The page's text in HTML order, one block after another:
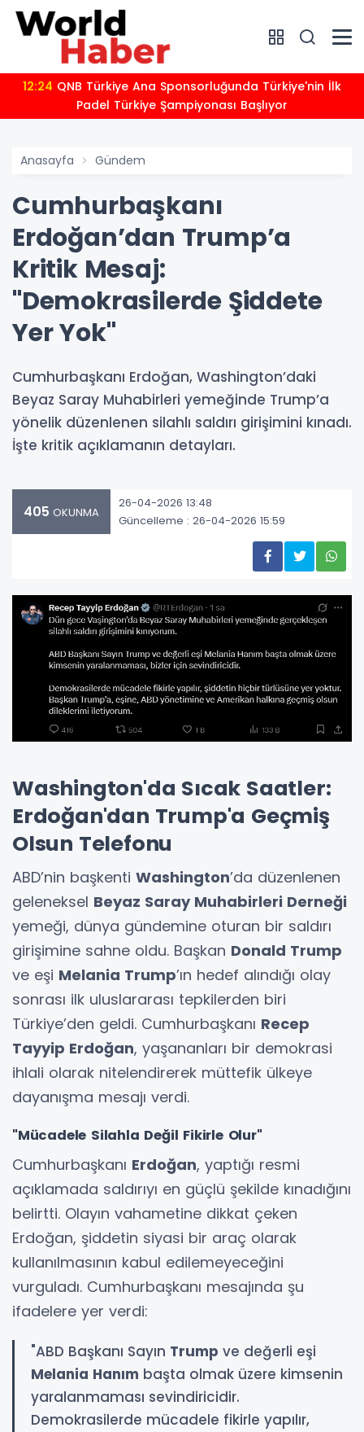
12:24
Padel Türkiye Şampiyonası Başlıyor
Anasayfa Gündem
Cumhurbaşkanı
Erdoğan’dan Trump’a
Kritik Mesaj:
"Demokrasilerde Şiddete
Yer Yok"
Cumhurbaşkanı Erdoğan, Washington’daki
Beyaz Saray Muhabirleri yemeğinde Trump’a
yönelik düzenlenen silahlı saldırı girişimini kınadı.
İşte kritik açıklamanın detayları.
405 OKUNMA
26-04-2026 13:48
Güncelleme : 26-04-2026 15:59
Washington'da Sıcak Saatler:
Erdoğan'dan Trump'a Geçmiş
Olsun Telefonu
ABD’nin başkenti Washington’da düzenlenen
geleneksel Beyaz Saray Muhabirleri Derneği
yemeği, dünya gündemine oturan bir saldırı
girişimine sahne oldu. Başkan Donald Trump
ve eşi Melania Trump’ın hedef alındığı olay
sonrası ilk uluslararası tepkilerden biri
Türkiye’den geldi. Cumhurbaşkanı Recep
Tayyip Erdoğan, yaşananları bir demokrasi
ihlali olarak nitelendirerek müttefik ülkeye
dayanışma mesajı verdi.
"Mücadele Silahla Değil Fikirle Olur"
Cumhurbaşkanı Erdoğan, yaptığı resmi
açıklamada saldırıyı en güçlü şekilde kınadığını
belirtti. Olayın vahametine dikkat çeken
Erdoğan, şiddetin siyasi bir araç olarak
kullanılmasının kabul edilemeyeceğini
vurguladı. Cumhurbaşkanı mesajında şu
ifadelere yer verdi:
"ABD Başkanı Sayın Trump ve değerli eşi
Melania Hanım başta olmak üzere kimsenin
yaralanmaması sevindiricidir.
Demokrasilerde mücadele fikirle yapılır,